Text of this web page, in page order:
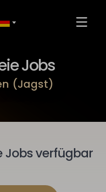
Jobs
(Jagst)
Jobs verfügbar